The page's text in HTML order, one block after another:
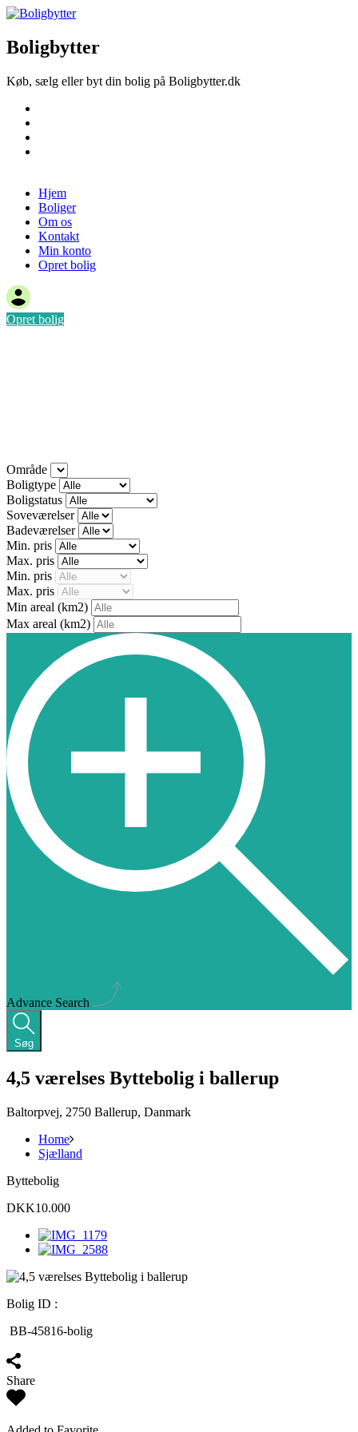
Boligbytter
Køb, sælg eller byt din bolig på Boligbytter.dk
Hjem
Boliger
Om os
Kontakt
Min konto
Opret bolig
Opret bolig
Område
Boligtype
Boligstatus
Soveværelser
Badeværelser
Min. pris
Max. pris
Min. pris
Max. pris
Min areal (km2)
Max areal (km2)
Advance Search
Søg
4,5 værelses Byttebolig i ballerup
Baltorpvej, 2750 Ballerup, Danmark
Home
Sjælland
Byttebolig
DKK10.000
Bolig ID :
BB-45816-bolig
Share